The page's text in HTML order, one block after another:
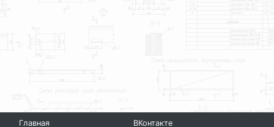
Главная ВКонтакте